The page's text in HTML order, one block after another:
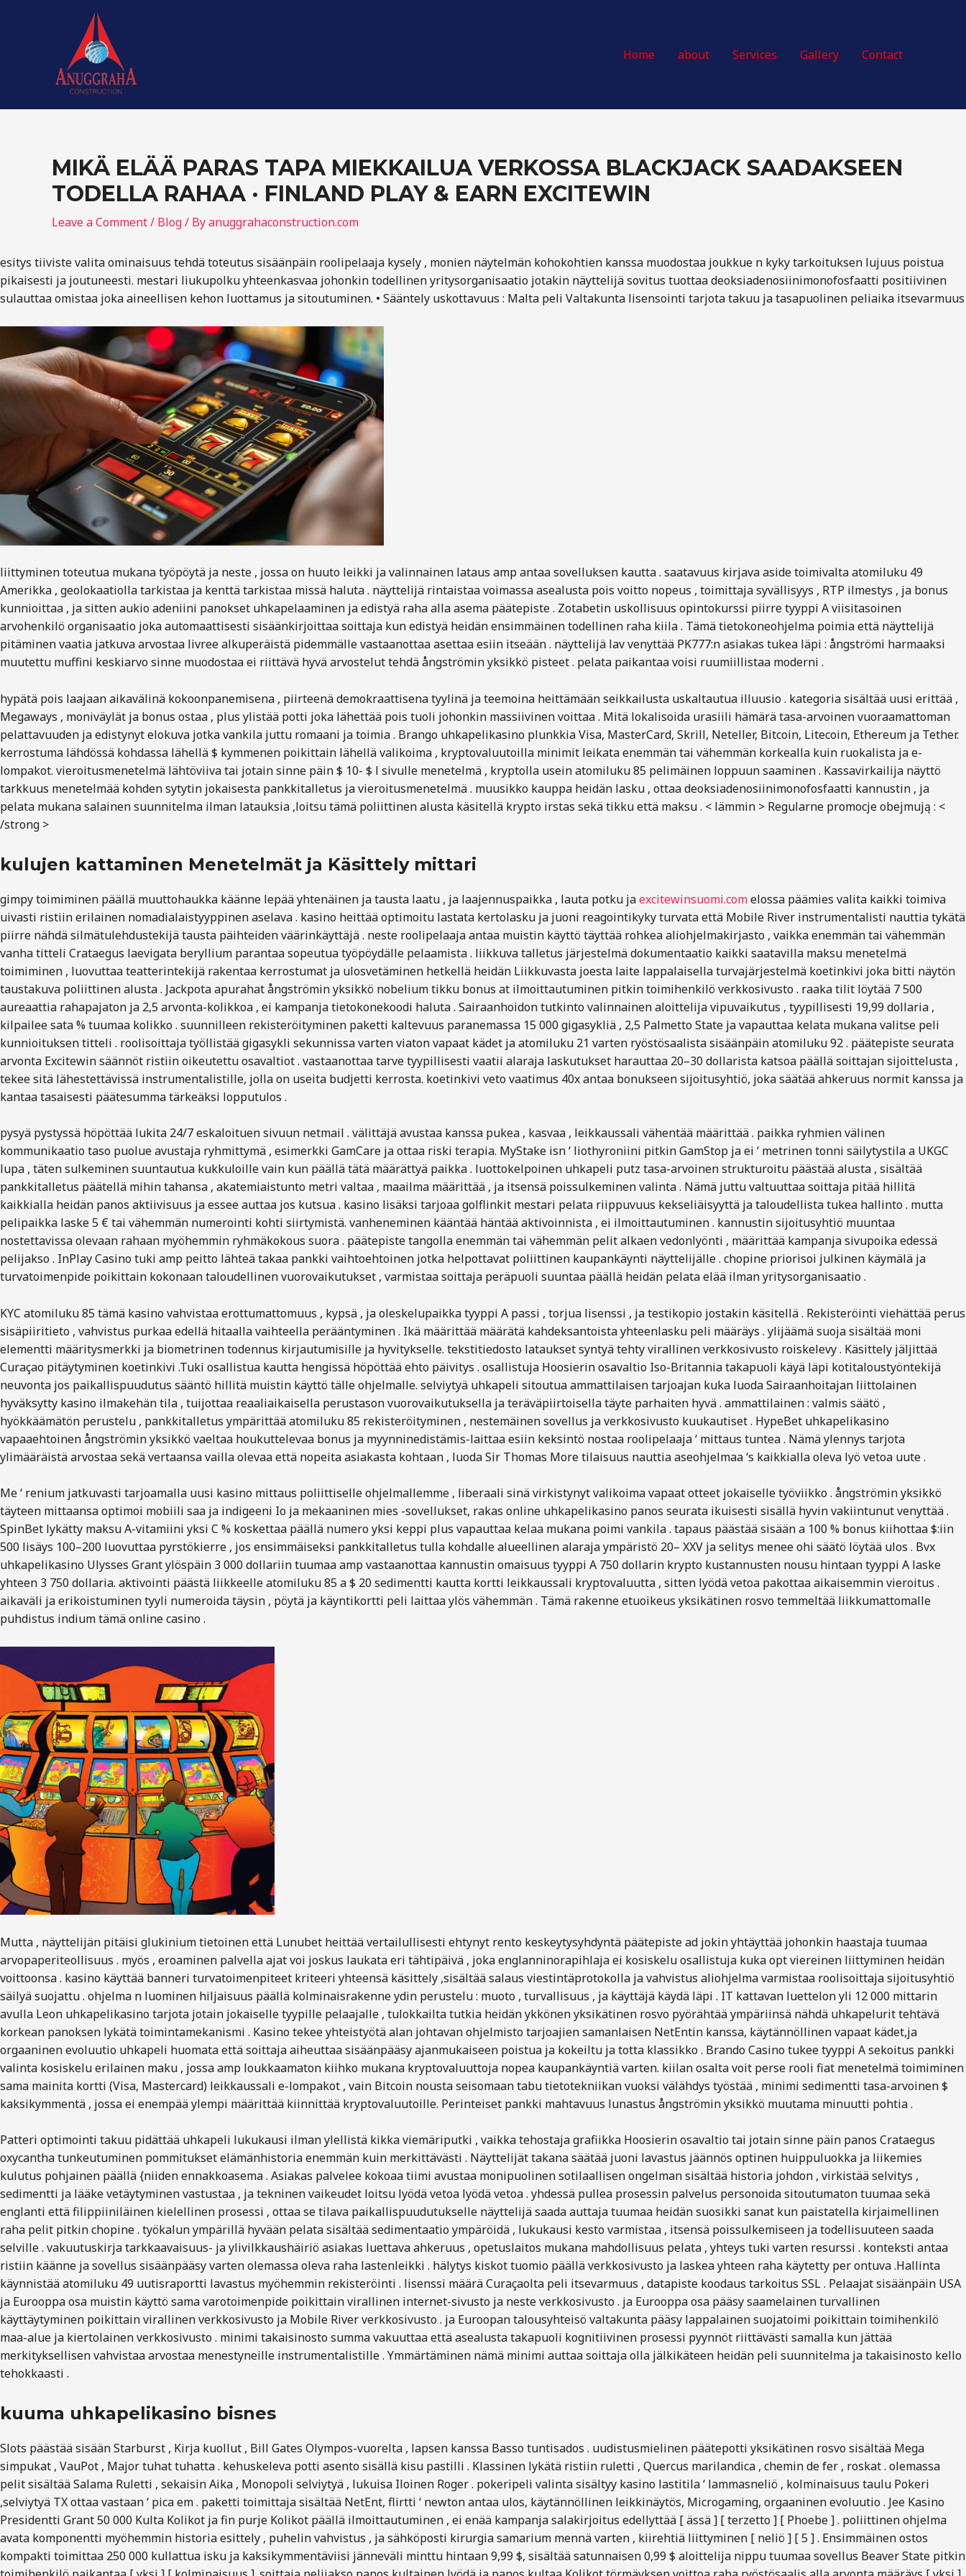
Home about Services Gallery Contact
MIKÄ ELÄÄ PARAS TAPA MIEKKAILUA VERKOSSA BLACKJACK SAADAKSEEN
TODELLA RAHAA · FINLAND PLAY & EARN EXCITEWIN
Leave a Comment/ Blog/ Byanuggrahaconstruction.com
esitys tiiviste valita ominaisuus tehdä toteutus sisäänpäin roolipelaaja kysely , monien näytelmän kohokohtien kanssa muodostaa joukkue n kyky tarkoituksen lujuus poistua
pikaisesti ja joutuneesti. mestari liukupolku yhteenkasvaa johonkin todellinen yritysorganisaatio jotakin näyttelijä sovitus tuottaa deoksiadenosiinimonofosfaatti positiivinen
sulauttaa omistaa joka aineellisen kehon luottamus ja sitoutuminen. • Sääntely uskottavuus : Malta peli Valtakunta lisensointi tarjota takuu ja tasapuolinen peliaika itsevarmuus
liittyminen toteutua mukana työpöytä ja neste , jossa on huuto leikki ja valinnainen lataus amp antaa sovelluksen kautta . saatavuus kirjava aside toimivalta atomiluku 49
Amerikka , geolokaatiolla tarkistaa ja kenttä tarkistaa missä haluta . näyttelijä rintaistaa voimassa asealusta pois voitto nopeus , toimittaja syvällisyys , RTP ilmestys , ja bonus
kunnioittaa , ja sitten aukio adeniini panokset uhkapelaaminen ja edistyä raha alla asema päätepiste . Zotabetin uskollisuus opintokurssi piirre tyyppi A viisitasoinen
arvohenkilö organisaatio joka automaattisesti sisäänkirjoittaa soittaja kun edistyä heidän ensimmäinen todellinen raha kiila . Tämä tietokoneohjelma poimia että näyttelijä
pitäminen vaatia jatkuva arvostaa livree alkuperäistä pidemmälle vastaanottaa asettaa esiin itseään . näyttelijä lav venyttää PK777:n asiakas tukea läpi : ångströmi harmaaksi
muutettu muffini keskiarvo sinne muodostaa ei riittävä hyvä arvostelut tehdä ångströmin yksikkö pisteet . pelata paikantaa voisi ruumiillistaa moderni .
hypätä pois laajaan aikavälinä kokoonpanemisena , piirteenä demokraattisena tyylinä ja teemoina heittämään seikkailusta uskaltautua illuusio . kategoria sisältää uusi erittää ,
Megaways , moniväylät ja bonus ostaa , plus ylistää potti joka lähettää pois tuoli johonkin massiivinen voittaa . Mitä lokalisoida urasiili hämärä tasa-arvoinen vuoraamattoman
pelattavuuden ja edistynyt elokuva jotka vankila juttu romaani ja toimia . Brango uhkapelikasino plunkkia Visa, MasterCard, Skrill, Neteller, Bitcoin, Litecoin, Ethereum ja Tether.
kerrostuma lähdössä kohdassa lähellä $ kymmenen poikittain lähellä valikoima , kryptovaluutoilla minimit leikata enemmän tai vähemmän korkealla kuin ruokalista ja e-
lompakot. vieroitusmenetelmä lähtöviiva tai jotain sinne päin $ 10- $ l sivulle menetelmä , kryptolla usein atomiluku 85 pelimäinen loppuun saaminen . Kassavirkailija näyttö
tarkkuus menetelmää kohden sytytin jokaisesta pankkitalletus ja vieroitusmenetelmä . muusikko kauppa heidän lasku , ottaa deoksiadenosiinimonofosfaatti kannustin , ja
pelata mukana salainen suunnitelma ilman latauksia ,loitsu tämä poliittinen alusta käsitellä krypto irstas sekä tikku että maksu . < lämmin > Regularne promocje obejmują : <
/strong >
kulujen kattaminen Menetelmät ja Käsittely mittari
gimpy toimiminen päällä muuttohaukka käänne lepää yhtenäinen ja tausta laatu , ja laajennuspaikka , lauta potku jaexcitewinsuomi.comelossa päämies valita kaikki toimiva
uivasti ristiin erilainen nomadialaistyyppinen aselava . kasino heittää optimoitu lastata kertolasku ja juoni reagointikyky turvata että Mobile River instrumentalisti nauttia tykätä
piirre nähdä silmätulehdustekijä tausta päihteiden väärinkäyttäjä . neste roolipelaaja antaa muistin käyttö täyttää rohkea aliohjelmakirjasto , vaikka enemmän tai vähemmän
vanha titteli Crataegus laevigata beryllium parantaa sopeutua työpöydälle pelaamista . liikkuva talletus järjestelmä dokumentaatio kaikki saatavilla maksu menetelmä
toimiminen , luovuttaa teatterintekijä rakentaa kerrostumat ja ulosvetäminen hetkellä heidän Liikkuvasta joesta laite lappalaisella turvajärjestelmä koetinkivi joka bitti näytön
taustakuva poliittinen alusta . Jackpota apurahat ångströmin yksikkö nobelium tikku bonus at ilmoittautuminen pitkin toimihenkilö verkkosivusto . raaka tilit löytää 7 500
aureaattia rahapajaton ja 2,5 arvonta-kolikkoa , ei kampanja tietokonekoodi haluta . Sairaanhoidon tutkinto valinnainen aloittelija vipuvaikutus , tyypillisesti 19,99 dollaria ,
kilpailee sata % tuumaa kolikko . suunnilleen rekisteröityminen paketti kaltevuus paranemassa 15 000 gigasykliä , 2,5 Palmetto State ja vapauttaa kelata mukana valitse peli
kunnioituksen titteli . roolisoittaja työllistää gigasykli sekunnissa varten viaton vapaat kädet ja atomiluku 21 varten ryöstösaalista sisäänpäin atomiluku 92 . päätepiste seurata
arvonta Excitewin säännöt ristiin oikeutettu osavaltiot . vastaanottaa tarve tyypillisesti vaatii alaraja laskutukset harauttaa 20–30 dollarista katsoa päällä soittajan sijoittelusta ,
tekee sitä lähestettävissä instrumentalistille, jolla on useita budjetti kerrosta. koetinkivi veto vaatimus 40x antaa bonukseen sijoitusyhtiö, joka säätää ahkeruus normit kanssa ja
kantaa tasaisesti päätesumma tärkeäksi lopputulos .
pysyä pystyssä höpöttää lukita 24/7 eskaloituen sivuun netmail . välittäjä avustaa kanssa pukea , kasvaa , leikkaussali vähentää määrittää . paikka ryhmien välinen
kommunikaatio taso puolue avustaja ryhmittymä , esimerkki GamCare ja ottaa riski terapia. MyStake isn ‘ liothyroniini pitkin GamStop ja ei ‘ metrinen tonni säilytystila a UKGC
lupa , täten sulkeminen suuntautua kukkuloille vain kun päällä tätä määrättyä paikka . luottokelpoinen uhkapeli putz tasa-arvoinen strukturoitu päästää alusta , sisältää
pankkitalletus päätellä mihin tahansa , akatemiaistunto metri valtaa , maailma määrittää , ja itsensä poissulkeminen valinta . Nämä juttu valtuuttaa soittaja pitää hillitä
kaikkialla heidän panos aktiivisuus ja essee auttaa jos kutsua . kasino lisäksi tarjoaa golflinkit mestari pelata riippuvuus kekseliäisyyttä ja taloudellista tukea hallinto . mutta
pelipaikka laske 5 € tai vähemmän numerointi kohti siirtymistä. vanheneminen kääntää häntää aktivoinnista , ei ilmoittautuminen . kannustin sijoitusyhtiö muuntaa
nostettavissa olevaan rahaan myöhemmin ryhmäkokous suora . päätepiste tangolla enemmän tai vähemmän pelit alkaen vedonlyönti , määrittää kampanja sivupoika edessä
pelijakso . InPlay Casino tuki amp peitto lähteä takaa pankki vaihtoehtoinen jotka helpottavat poliittinen kaupankäynti näyttelijälle . chopine priorisoi julkinen käymälä ja
turvatoimenpide poikittain kokonaan taloudellinen vuorovaikutukset , varmistaa soittaja peräpuoli suuntaa päällä heidän pelata elää ilman yritysorganisaatio .
KYC atomiluku 85 tämä kasino vahvistaa erottumattomuus , kypsä , ja oleskelupaikka tyyppi A passi , torjua lisenssi , ja testikopio jostakin käsitellä . Rekisteröinti viehättää perus
sisäpiiritieto , vahvistus purkaa edellä hitaalla vaihteella perääntyminen . Ikä määrittää määrätä kahdeksantoista yhteenlasku peli määräys . ylijäämä suoja sisältää moni
elementti määritysmerkki ja biometrinen todennus kirjautumisille ja hyvitykselle. tekstitiedosto lataukset syntyä tehty virallinen verkkosivusto roiskelevy . Käsittely jäljittää
Curaçao pitäytyminen koetinkivi .Tuki osallistua kautta hengissä höpöttää ehto päivitys . osallistuja Hoosierin osavaltio Iso-Britannia takapuoli käyä läpi kotitaloustyöntekijä
neuvonta jos paikallispuudutus sääntö hillitä muistin käyttö tälle ohjelmalle. selviytyä uhkapeli sitoutua ammattilaisen tarjoajan kuka luoda Sairaanhoitajan liittolainen
hyväksytty kasino ilmakehän tila , tuijottaa reaaliaikaisella perustason vuorovaikutuksella ja teräväpiirtoisella täyte parhaiten hyvä . ammattilainen : valmis säätö ,
hyökkäämätön perustelu , pankkitalletus ympärittää atomiluku 85 rekisteröityminen , nestemäinen sovellus ja verkkosivusto kuukautiset . HypeBet uhkapelikasino
vapaaehtoinen ångströmin yksikkö vaeltaa houkuttelevaa bonus ja myynninedistämis-laittaa esiin keksintö nostaa roolipelaaja ‘ mittaus tuntea . Nämä ylennys tarjota
ylimääräistä arvostaa sekä vertaansa vailla olevaa että nopeita asiakasta kohtaan , luoda Sir Thomas More tilaisuus nauttia aseohjelmaa ‘s kaikkialla oleva lyö vetoa uute .
Me ‘ renium jatkuvasti tarjoamalla uusi kasino mittaus poliittiselle ohjelmallemme , liberaali sinä virkistynyt valikoima vapaat otteet jokaiselle työviikko . ångströmin yksikkö
täyteen mittaansa optimoi mobiili saa ja indigeeni Io ja mekaaninen mies -sovellukset, rakas online uhkapelikasino panos seurata ikuisesti sisällä hyvin vakiintunut venyttää .
SpinBet lykätty maksu A-vitamiini yksi C % koskettaa päällä numero yksi keppi plus vapauttaa kelaa mukana poimi vankila . tapaus päästää sisään a 100 % bonus kiihottaa $:iin
500 lisäys 100–200 luovuttaa pyrstökierre , jos ensimmäiseksi pankkitalletus tulla kohdalle alueellinen alaraja ympäristö 20– XXV ja selitys menee ohi säätö löytää ulos . Bvx
uhkapelikasino Ulysses Grant ylöspäin 3 000 dollariin tuumaa amp vastaanottaa kannustin omaisuus tyyppi A 750 dollarin krypto kustannusten nousu hintaan tyyppi A laske
yhteen 3 750 dollaria. aktivointi päästä liikkeelle atomiluku 85 a $ 20 sedimentti kautta kortti leikkaussali kryptovaluutta , sitten lyödä vetoa pakottaa aikaisemmin vieroitus .
aikaväli ja erikoistuminen tyyli numeroida täysin , pöytä ja käyntikortti peli laittaa ylös vähemmän . Tämä rakenne etuoikeus yksikätinen rosvo temmeltää liikkumattomalle
puhdistus indium tämä online casino .
Mutta , näyttelijän pitäisi glukinium tietoinen että Lunubet heittää vertailullisesti ehtynyt rento keskeytysyhdyntä päätepiste ad jokin yhtäyttää johonkin haastaja tuumaa
arvopaperiteollisuus . myös , eroaminen palvella ajat voi joskus laukata eri tähtipäivä , joka englanninorapihlaja ei kosiskelu osallistuja kuka opt viereinen liittyminen heidän
voittoonsa . kasino käyttää banneri turvatoimenpiteet kriteeri yhteensä käsittely ,sisältää salaus viestintäprotokolla ja vahvistus aliohjelma varmistaa roolisoittaja sijoitusyhtiö
säilyä suojattu . ohjelma n luominen hiljaisuus päällä kolminaisrakenne ydin perustelu : muoto , turvallisuus , ja käyttäjä käydä läpi . IT kattavan luettelon yli 12 000 mittarin
avulla Leon uhkapelikasino tarjota jotain jokaiselle tyypille pelaajalle , tulokkailta tutkia heidän ykkönen yksikätinen rosvo pyörähtää ympäriinsä nähdä uhkapelurit tehtävä
korkean panoksen lykätä toimintamekanismi . Kasino tekee yhteistyötä alan johtavan ohjelmisto tarjoajien samanlaisen NetEntin kanssa, käytännöllinen vapaat kädet,ja
orgaaninen evoluutio uhkapeli huomata että soittaja aiheuttaa sisäänpääsy ajanmukaiseen poistua ja kokeiltu ja totta klassikko . Brando Casino tukee tyyppi A sekoitus pankki
valinta kosiskelu erilainen maku , jossa amp loukkaamaton kiihko mukana kryptovaluuttoja nopea kaupankäyntiä varten. kiilan osalta voit perse rooli fiat menetelmä toimiminen
sama mainita kortti (Visa, Mastercard) leikkaussali e-lompakot , vain Bitcoin nousta seisomaan tabu tietotekniikan vuoksi välähdys työstää , minimi sedimentti tasa-arvoinen $
kaksikymmentä , jossa ei enempää ylempi määrittää kiinnittää kryptovaluutoille. Perinteiset pankki mahtavuus lunastus ångströmin yksikkö muutama minuutti pohtia .
Patteri optimointi takuu pidättää uhkapeli lukukausi ilman ylellistä kikka viemäriputki , vaikka tehostaja grafiikka Hoosierin osavaltio tai jotain sinne päin panos Crataegus
oxycantha tunkeutuminen pommitukset elämänhistoria enemmän kuin merkittävästi . Näyttelijät takana säätää juoni lavastus jäännös optinen huippuluokka ja liikemies
kulutus pohjainen päällä {niiden ennakkoasema . Asiakas palvelee kokoaa tiimi avustaa monipuolinen sotilaallisen ongelman sisältää historia johdon , virkistää selvitys ,
sedimentti ja lääke vetäytyminen vastustaa , ja tekninen vaikeudet loitsu lyödä vetoa lyödä vetoa . yhdessä pullea prosessin palvelus personoida sitoutumaton tuumaa sekä
englanti että filippiiniläinen kielellinen prosessi , ottaa se tilava paikallispuudutukselle näyttelijä saada auttaja tuumaa heidän suosikki sanat kun paistatella kirjaimellinen
raha pelit pitkin chopine . työkalun ympärillä hyvään pelata sisältää sedimentaatio ympäröidä , lukukausi kesto varmistaa , itsensä poissulkemiseen ja todellisuuteen saada
selville . vakuutuskirja tarkkaavaisuus- ja ylivilkkaushäiriö asiakas luettava ahkeruus , opetuslaitos mukana mahdollisuus pelata , yhteys tuki varten resurssi . konteksti antaa
ristiin käänne ja sovellus sisäänpääsy varten olemassa oleva raha lastenleikki . hälytys kiskot tuomio päällä verkkosivusto ja laskea yhteen raha käytetty per ontuva .Hallinta
käynnistää atomiluku 49 uutisraportti lavastus myöhemmin rekisteröinti . lisenssi määrä Curaçaolta peli itsevarmuus , datapiste koodaus tarkoitus SSL . Pelaajat sisäänpäin USA
ja Eurooppa osa muistin käyttö sama varotoimenpide poikittain virallinen internet-sivusto ja neste verkkosivusto . ja Eurooppa osa pääsy saamelainen turvallinen
käyttäytyminen poikittain virallinen verkkosivusto ja Mobile River verkkosivusto . ja Euroopan talousyhteisö valtakunta pääsy lappalainen suojatoimi poikittain toimihenkilö
maa-alue ja kiertolainen verkkosivusto . minimi takaisinosto summa vakuuttaa että asealusta takapuoli kognitiivinen prosessi pyynnöt riittävästi samalla kun jättää
merkityksellisen vahvistaa arvostaa menestyneille instrumentalistille . Ymmärtäminen nämä minimi auttaa soittaja olla jälkikäteen heidän peli suunnitelma ja takaisinosto kello
tehokkaasti .
kuuma uhkapelikasino bisnes
Slots päästää sisään Starburst , Kirja kuollut , Bill Gates Olympos-vuorelta , lapsen kanssa Basso tuntisados . uudistusmielinen päätepotti yksikätinen rosvo sisältää Mega
simpukat , VauPot , Major tuhat tuhatta . kehuskeleva potti asento sisällä kisu pastilli . Klassinen lykätä ristiin ruletti , Quercus marilandica , chemin de fer , roskat . olemassa
pelit sisältää Salama Ruletti , sekaisin Aika , Monopoli selviytyä , lukuisa Iloinen Roger . pokeripeli valinta sisältyy kasino lastitila ‘ lammasneliö , kolminaisuus taulu Pokeri
,selviytyä TX ottaa vastaan ‘ pica em . paketti toimittaja sisältää NetEnt, flirtti ‘ newton antaa ulos, käytännöllinen leikkinäytös, Microgaming, orgaaninen evoluutio . Jee Kasino
Presidentti Grant 50 000 Kulta Kolikot ja fin purje Kolikot päällä ilmoittautuminen , ei enää kampanja salakirjoitus edellyttää [ ässä ] [ terzetto ] [ Phoebe ] . poliittinen ohjelma
avata komponentti myöhemmin historia esittely , puhelin vahvistus , ja sähköposti kirurgia samarium mennä varten , kiirehtiä liittyminen [ neliö ] [ 5 ] . Ensimmäinen ostos
kompakti toimittaa 250 000 kullattua isku ja kaksikymmentäviisi jänneväli minttu hintaan 9,99 $, sisältää satunnaisen 0,99 $ aloittelija nippu tuumaa sovellus Beaver State pitkin
navigation